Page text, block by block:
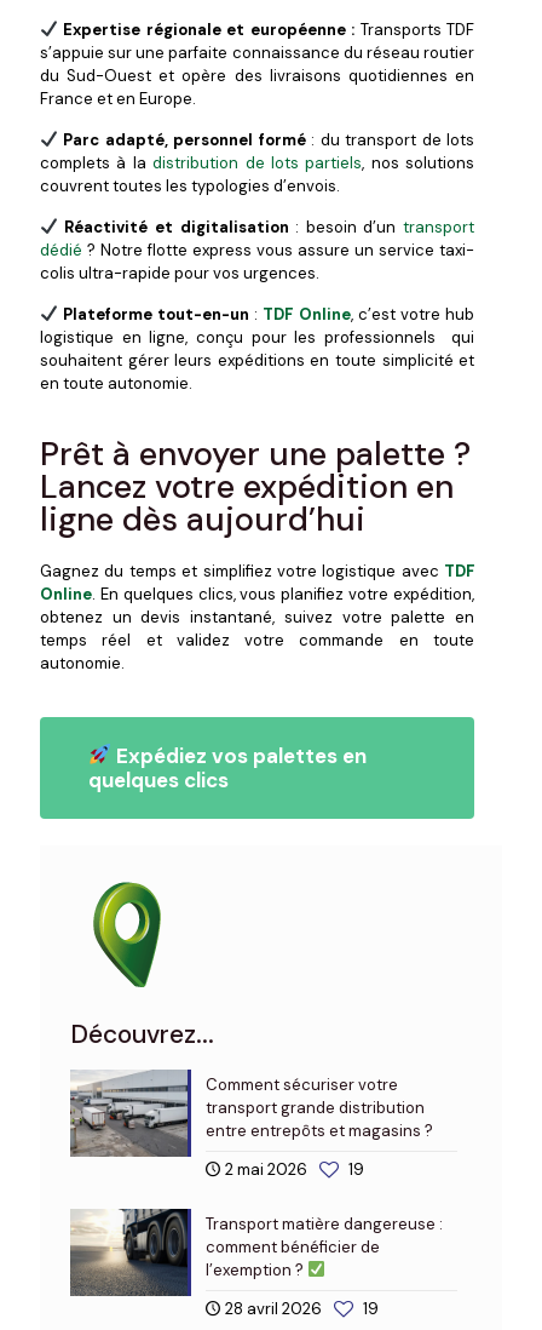
Expertise régionale et européenne : Transports TDF
s’appuie sur une parfaite connaissance du réseau routier
du Sud-Ouest et opère des livraisons quotidiennes en
France et en Europe.
Parc adapté, personnel formé : du transport de lots
complets à la distribution de lots partiels, nos solutions
couvrent toutes les typologies d’envois.
Réactivité et digitalisation : besoin d’un transport
dédié ? Notre flotte express vous assure un service taxi-
colis ultra-rapide pour vos urgences.
Plateforme tout-en-un : TDF Online, c’est votre hub
logistique en ligne, conçu pour les professionnels qui
souhaitent gérer leurs expéditions en toute simplicité et
en toute autonomie.
Prêt à envoyer une palette ?
Lancez votre expédition en
ligne dès aujourd’hui
Gagnez du temps et simplifiez votre logistique avec TDF
Online. En quelques clics, vous planifiez votre expédition,
obtenez un devis instantané, suivez votre palette en
temps réel et validez votre commande en toute
autonomie.
Expédiez vos palettes en
quelques clics
Découvrez...
Comment sécuriser votre
transport grande distribution
entre entrepôts et magasins ?
2 mai 2026
19
Transport matière dangereuse :
comment bénéficier de
l’exemption ?
28 avril 2026
19